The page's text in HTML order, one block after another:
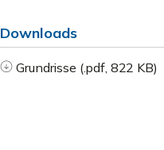
Downloads
Grundrisse (.pdf, 822 KB)